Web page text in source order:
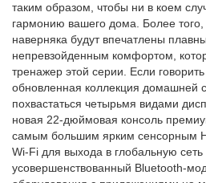
таким образом, чтобы ни в коем
гармонию вашего дома. Более
наверняка будут впечатлены
непревзойденным комфортом,
тренажер этой серии. Если
обновленная коллекция домашней
похвастаться четырьмя видами
новая 22-дюймовая консоль
самым большим ярким сенсорным
Wi-Fi для выхода в глобальную сеть
усовершенствованный Bluetooth-